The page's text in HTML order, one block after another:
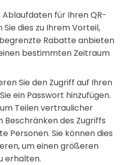
Ablaufdaten für Ihren QR-
Sie dies zu Ihrem Vorteil,
Rabatte anbieten
bestimmten Zeitraum
Sie den Zugriff auf Ihren
ein Passwort hinzufügen.
Teilen vertraulicher
Beschränken des Zugriffs
Personen. Sie können dies
um einen größeren
erhalten.